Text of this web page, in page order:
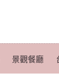
景觀餐廳